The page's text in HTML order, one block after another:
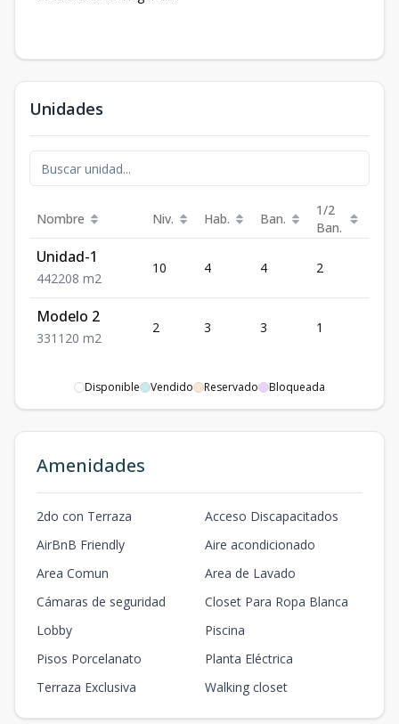
Unidades
Nombre Niv. Hab. Ban.
1/2
Ban.
Unidad-1
442208 m2
10 4 4 2
Modelo 2
331 120 m2
2 3 3 1
Disponible Vendido Reservado Bloqueada
Amenidades
2do con Terraza
Acceso Discapacitados
AirBnB Friendly
Aire acondicionado
Area Comun
Area de Lavado
Cámaras de seguridad
Closet Para Ropa Blanca
Lobby
Piscina
Pisos Porcelanato
Planta Eléctrica
Terraza Exclusiva
Walking closet